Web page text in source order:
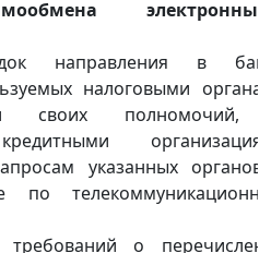
направления в
налоговыми
своих полномочий,
указанных
по
требований о